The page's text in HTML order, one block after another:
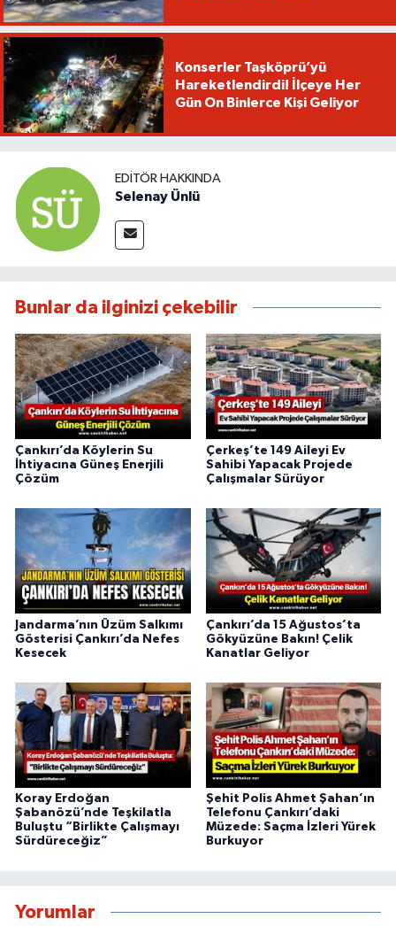
Konserler Taşköprü’yü
Hareketlendirdi! İlçeye Her
Gün On Binlerce Kişi Geliyor
EDITÖR HAKKINDA
Selenay Ünlü
Bunlar da ilginizi çekebilir
Çankırı’da Köylerin Su
İhtiyacına Güneş Enerjili
Çözüm
Çerkeş’te 149 Aileyi Ev
Sahibi Yapacak Projede
Çalışmalar Sürüyor
Jandarma’nın Üzüm Salkımı
Gösterisi Çankırı’da Nefes
Kesecek
Çankırı’da 15 Ağustos’ta
Gökyüzüne Bakın! Çelik
Kanatlar Geliyor
Koray Erdoğan
Şabanözü’nde Teşkilatla
Buluştu “Birlikte Çalışmayı
Sürdüreceğiz”
Şehit Polis Ahmet Şahan’ın
Telefonu Çankırı’daki
Müzede: Saçma İzleri Yürek
Burkuyor
Yorumlar